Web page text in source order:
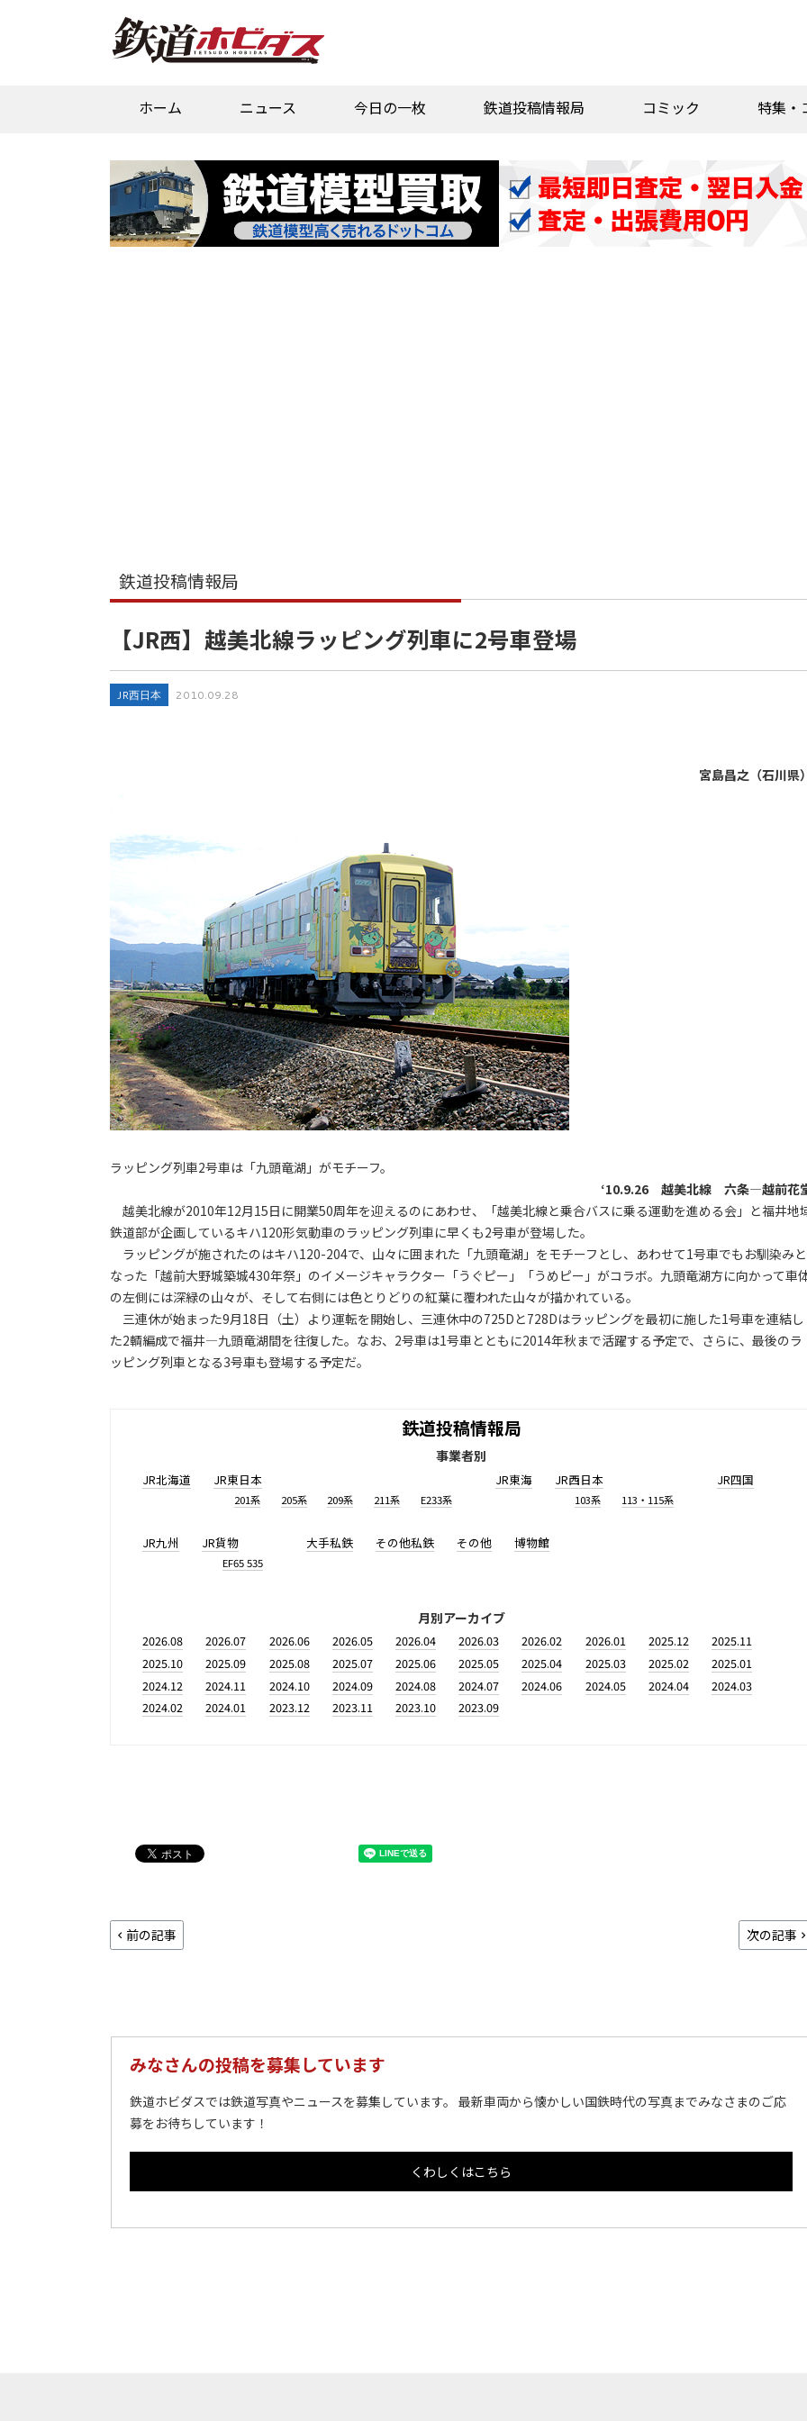
ホーム ニュース 今日の一枚 鉄道投稿情報局 コミック 特集・
鉄道投稿情報局
【JR西】越美北線ラッピング列車に2号車登場
JR西日本 2010.09.28
宮島昌之（石川県
ラッピング列車2号車は「九頭竜湖」がモチーフ。
‘10.9.26 越美北線 六条―越前花
越美北線が2010年12月15日に開業50周年を迎えるのにあわせ、「越美北線と乗合バスに乗る運動を進める会」と福井地
鉄道部が企画しているキハ120形気動車のラッピング列車に早くも2号車が登場した。
ラッピングが施されたのはキハ120-204で、山々に囲まれた「九頭竜湖」をモチーフとし、あわせて1号車でもお馴染みと
なった「越前大野城築城430年祭」のイメージキャラクター「うぐピー」「うめピー」がコラボ。九頭竜湖方に向かって車
の左側には深緑の山々が、そして右側には色とりどりの紅葉に覆われた山々が描かれている。
三連休が始まった9月18日（土）より運転を開始し、三連休中の725Dと728Dはラッピングを最初に施した1号車を連結し
た2輌編成で福井―九頭竜湖間を往復した。なお、2号車は1号車とともに2014年秋まで活躍する予定で、さらに、最後のラ
ッピング列車となる3号車も登場する予定だ。
鉄道投稿情報局
事業者別
JR北海道 JR東日本
201系 205系 209系 211系 E233系
JR東海 JR西日本
103系 113・115系
JR四国
JR九州 JR貨物
EF65 535
大手私鉄 その他私鉄 その他 博物館
月別アーカイブ
2026.08 2026.07 2026.06 2026.05 2026.04 2026.03 2026.02 2026.01 2025.12
2025.11
2025.10
2025.09 2025.08 2025.07 2025.06 2025.05 2025.04 2025.03 2025.02
2025.01
2024.12
2024.11 2024.10 2024.09 2024.08 2024.07 2024.06 2024.05 2024.04
2024.03
2024.02
2024.01 2023.12 2023.11 2023.10 2023.09
前の記事 次の記事
みなさんの投稿を募集しています
鉄道ホビダスでは鉄道写真やニュースを募集しています。 最新車両から懐かしい国鉄時代の写真までみなさまのご応
募をお待ちしています！
くわしくはこちら